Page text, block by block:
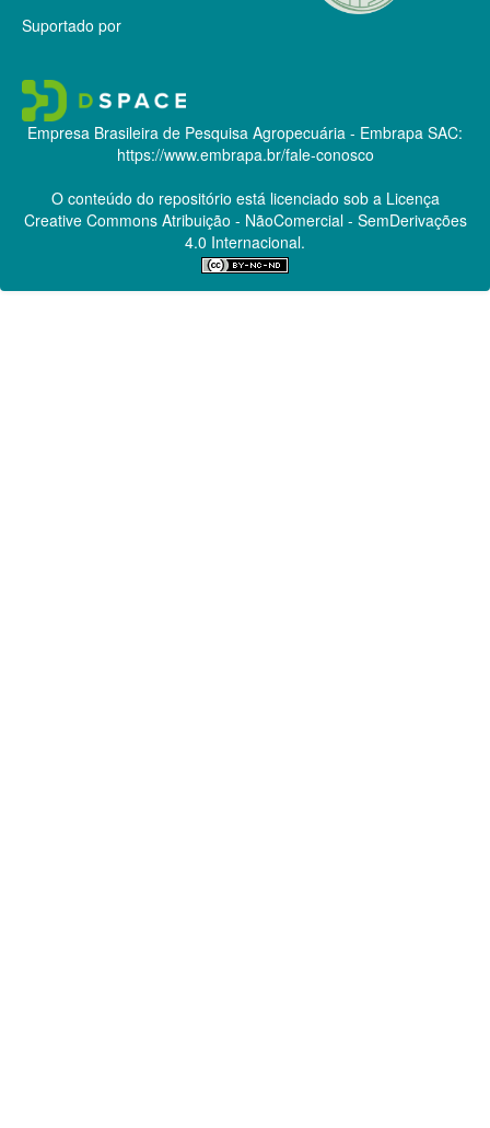
Suportado por
Empresa Brasileira de Pesquisa Agropecuária - Embrapa SAC:
https://www.embrapa.br/fale-conosco
O conteúdo do repositório está licenciado sob a Licença
Creative CommonsAtribuição - NãoComercial - SemDerivações
4.0 Internacional.